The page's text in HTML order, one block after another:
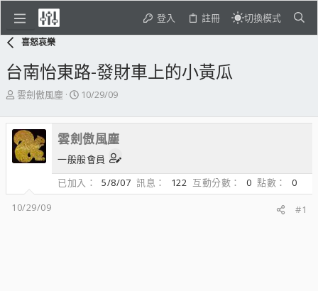
登入 註冊 切換模式
喜怒哀樂
台南怡東路-發財車上的小黃瓜
主
發
起
人
雲劍傲風塵
開
日
期
10/29/09
雲劍傲風塵
一般般會員
已加入
5/8/07 訊息 122 互動分數 0 點數
0
10/29/09
#1